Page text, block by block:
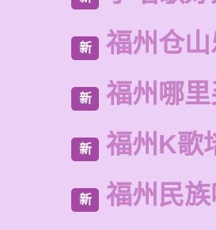
新 福州仓
新 福州哪
新 福州K歌
新 福州民